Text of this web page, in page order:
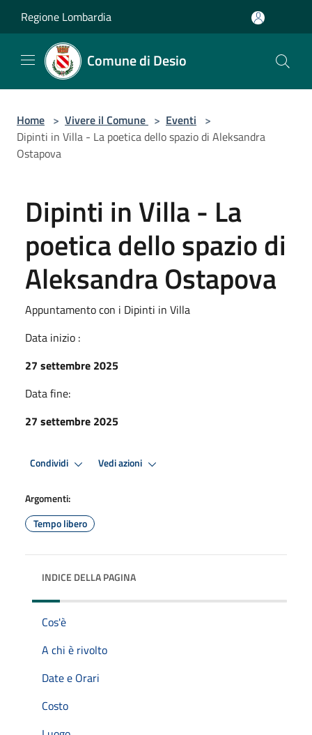
Regione Lombardia
Comune di Desio
Home > Vivere il Comune > Eventi >
Dipinti in Villa - La poetica dello spazio di Aleksandra
Ostapova
Dipinti in Villa - La
poetica dello spazio di
Aleksandra Ostapova
Appuntamento con i Dipinti in Villa
Data inizio :
27 settembre 2025
Data fine:
27 settembre 2025
Condividi Vedi azioni
Argomenti:
Tempo libero
INDICE DELLA PAGINA
Cos'è
A chi è rivolto
Date e Orari
Costo